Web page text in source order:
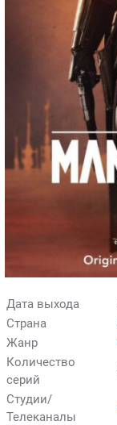
Дата выхода
Страна
Жанр
Количество
серий
Студии/
Телеканалы